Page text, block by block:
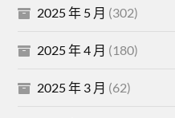
2025 年 5 月 (302)
2025 年 4 月 (180)
2025 年 3 月 (62)